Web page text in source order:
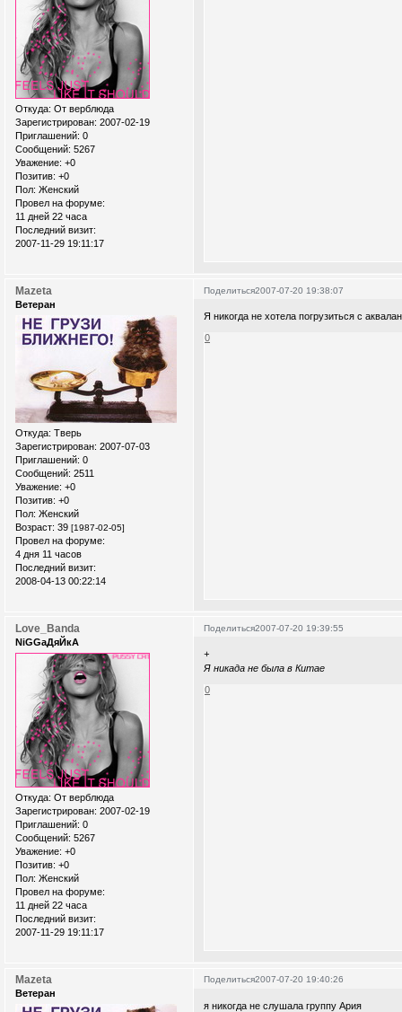
Откуда: От верблюда
Зарегистрирован: 2007-02-19
Приглашений: 0
Сообщений: 5267
Уважение: +0
Позитив: +0
Пол: Женский
Провел на форуме:
11 дней 22 часа
Последний визит:
2007-11-29 19:11:17
Поделиться2007-07-20 19:38:07
Mazeta
Ветеран
Откуда: Тверь
Зарегистрирован: 2007-07-03
Приглашений: 0
Сообщений: 2511
Уважение: +0
Позитив: +0
Пол: Женский
Возраст: 39 [1987-02-05]
Провел на форуме:
4 дня 11 часов
Последний визит:
2008-04-13 00:22:14
Я никогда не хотела погрузиться с
0
Поделиться2007-07-20 19:39:55
Love_Banda
NiGGaДяЙкА
Откуда: От верблюда
Зарегистрирован: 2007-02-19
Приглашений: 0
Сообщений: 5267
Уважение: +0
Позитив: +0
Пол: Женский
Провел на форуме:
11 дней 22 часа
Последний визит:
2007-11-29 19:11:17
+
Я никада не была в Китае
0
Поделиться2007-07-20 19:40:26
Mazeta
Ветеран
я никогда не слушала группу Ария